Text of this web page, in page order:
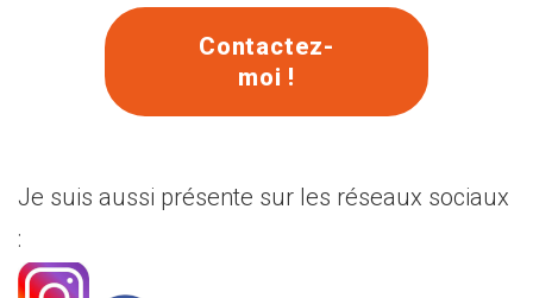
Contactez-
moi !
Je suis aussi présente sur les réseaux sociaux
: